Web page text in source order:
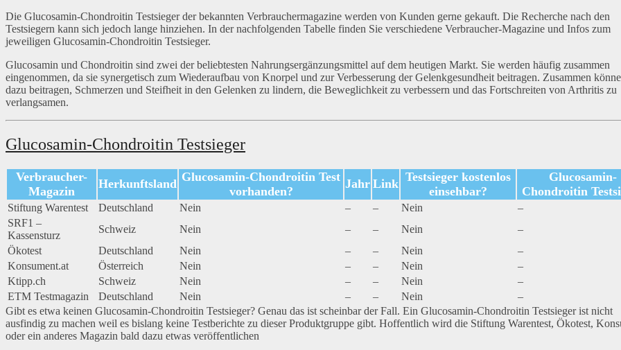
Die Glucosamin-Chondroitin Testsieger der bekannten Verbrauchermagazine werden von Kunden gerne gekauft. Die Recherche nach den
Testsiegern kann sich jedoch lange hinziehen. In der nachfolgenden Tabelle finden Sie verschiedene Verbraucher-Magazine und Infos zum
jeweiligen Glucosamin-Chondroitin Testsieger.
Glucosamin und Chondroitin sind zwei der beliebtesten Nahrungsergänzungsmittel auf dem heutigen Markt. Sie werden häufig zusammen
eingenommen, da sie synergetisch zum Wiederaufbau von Knorpel und zur Verbesserung der Gelenkgesundheit beitragen. Zusammen
dazu beitragen, Schmerzen und Steifheit in den Gelenken zu lindern, die Beweglichkeit zu verbessern und das Fortschreiten von Arthritis zu
verlangsamen.
Glucosamin-Chondroitin Testsieger
Verbraucher-
Magazin
Herkunftsland Glucosamin-Chondroitin Test
vorhanden?
Jahr Link Testsieger kostenlos
einsehbar?
Glucosamin-
Chondroitin
Stiftung Warentest Deutschland Nein – – Nein
–
SRF1 –
Kassensturz
Schweiz Nein – – Nein
–
Ökotest
Deutschland Nein – – Nein
–
Konsument.at
Österreich Nein – – Nein
–
Ktipp.ch
Schweiz Nein – – Nein
–
ETM Testmagazin
Deutschland Nein – – Nein
–
Gibt es etwa keinen Glucosamin-Chondroitin Testsieger? Genau das ist scheinbar der Fall. Ein Glucosamin-Chondroitin Testsieger ist nicht
ausfindig zu machen weil es bislang keine Testberichte zu dieser Produktgruppe gibt. Hoffentlich wird die Stiftung Warentest, Ökotest,
oder ein anderes Magazin bald dazu etwas veröffentlichen